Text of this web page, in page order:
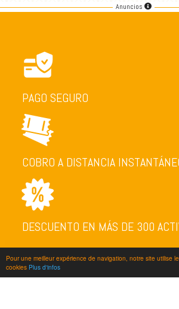
Pour une meilleur expérience de navigation, notre site utilise
cookies Plus d'infos
Anuncios
PAGO SEGURO
COBRO A DISTANCIA
DESCUENTO EN MÁS DE 300